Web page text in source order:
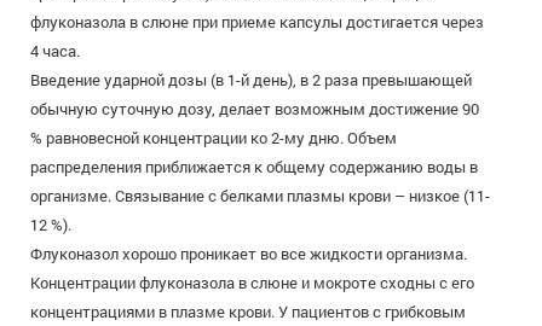
флуконазола в слюне при приеме капсулы достигается через
4 часа.
Введение ударной дозы (в 1-й день), в 2 раза превышающей
обычную суточную дозу, делает возможным достижение 90
% равновесной концентрации ко 2-му дню. Объем
распределения приближается к общему содержанию воды в
организме. Связывание с белками плазмы крови – низкое (11-
12 %).
Флуконазол хорошо проникает во все жидкости организма.
Концентрации флуконазола в слюне и мокроте сходны с его
концентрациями в плазме крови. У пациентов с грибковым